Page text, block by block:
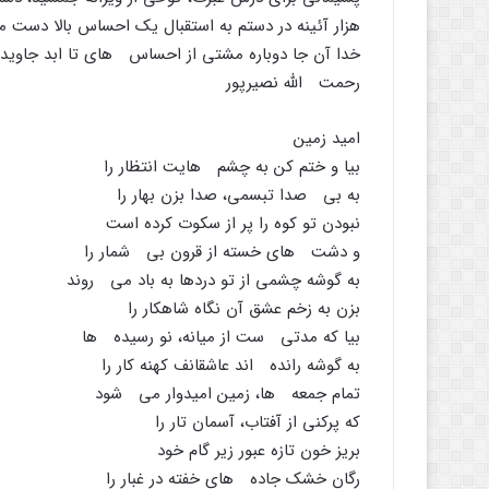
هزار آئینه در دستم به استقبال یک احساس بالا
خدا آن جا دوباره مشتى از احساس هاى تا ابد
رحمت اللَّه نصیرپور
امید زمین
بیا و ختم کن به چشم هایت انتظار را
به بى صدا تبسمى، صدا بزن بهار را
نبودن تو کوه را پر از سکوت کرده است
و دشت هاى خسته از قرون بى شمار را
به گوشه چشمى از تو دردها به باد مى روند
بزن به زخم عشق آن نگاه شاهکار را
بیا که مدتى ست از میانه، نو رسیده ها
به گوشه رانده اند عاشقانف کهنه کار را
تمام جمعه ها، زمین امیدوار مى شود
که پرکنى از آفتاب، آسمان تار را
بریز خون تازه عبور زیر گام خود
رگان خشک جاده هاى خفته در غبار را